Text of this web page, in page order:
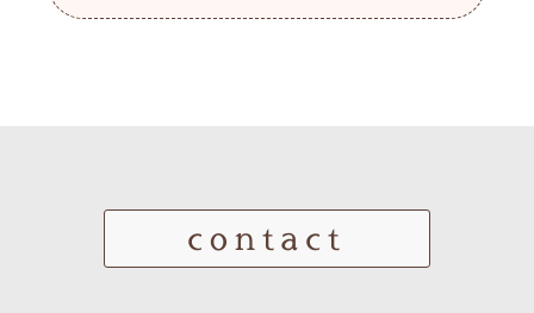
contact